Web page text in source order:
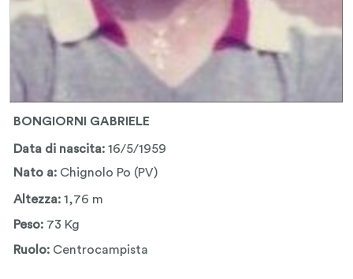
BONGIORNI GABRIELE
Data di nascita:16/5/1959
Nato a: Chignolo Po (PV)
Altezza:1,76 m
Peso: 73 Kg
Ruolo: Centrocampista